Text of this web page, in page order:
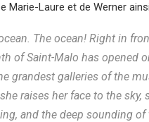
Marie-Laure et de Werner
The ocean! Right in
of Saint-Malo has opened
grandest galleries of the
raises her face to the
and the deep sounding